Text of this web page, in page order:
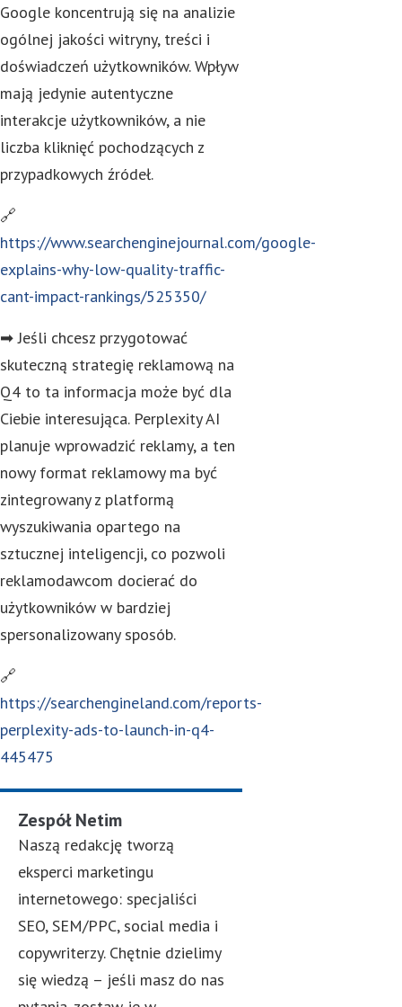
Google koncentrują się na analizie
ogólnej jakości witryny, treści i
doświadczeń użytkowników. Wpływ
mają jedynie autentyczne
interakcje użytkowników, a nie
liczba kliknięć pochodzących z
przypadkowych źródeł.
🔗
https://www.searchenginejournal.com/google-
explains-why-low-quality-traffic-
cant-impact-rankings/525350/
➡ Jeśli chcesz przygotować
skuteczną strategię reklamową na
Q4 to ta informacja może być dla
Ciebie interesująca. Perplexity AI
planuje wprowadzić reklamy, a ten
nowy format reklamowy ma być
zintegrowany z platformą
wyszukiwania opartego na
sztucznej inteligencji, co pozwoli
reklamodawcom docierać do
użytkowników w bardziej
spersonalizowany sposób.
🔗
https://searchengineland.com/reports-
perplexity-ads-to-launch-in-q4-
445475
Zespół Netim
Naszą redakcję tworzą
eksperci marketingu
internetowego: specjaliści
SEO, SEM/PPC, social media i
copywriterzy. Chętnie dzielimy
się wiedzą – jeśli masz do nas